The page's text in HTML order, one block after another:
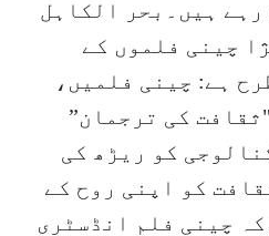
ہیں۔بحر الکاہل
چینی فلموں کے
ہے: چینی فلمیں،
کی ترجمان”
کو ریڑھ کی
کو اپنی روح کے
چینی فلم انڈسٹری